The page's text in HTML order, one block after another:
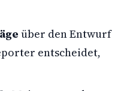
über den Entwurf
entscheidet,